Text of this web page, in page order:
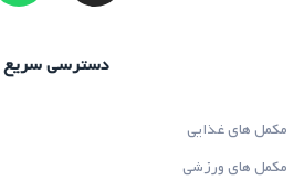
دسترسی سریع
مکمل های غذایی
مکمل های ورزشی